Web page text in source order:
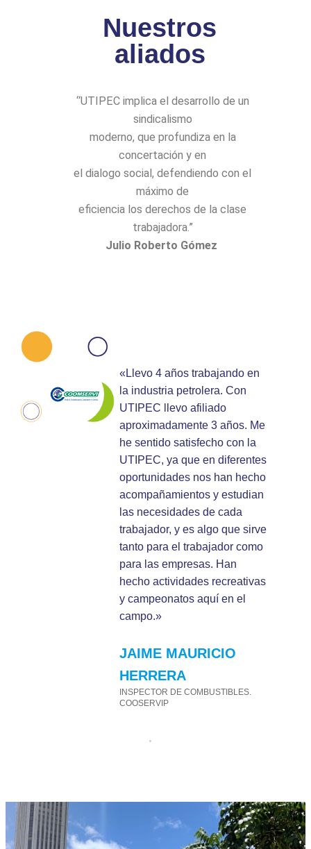
Nuestros
aliados
“UTIPEC implica el desarrollo de un
sindicalismo
moderno, que profundiza en la
concertación y en
el dialogo social, defendiendo con el
máximo de
eficiencia los derechos de la clase
trabajadora.”
Julio Roberto Gómez
«Llevo 4 años trabajando en
la industria petrolera. Con
UTIPEC llevo afiliado
aproximadamente 3 años. Me
he sentido satisfecho con la
UTIPEC, ya que en diferentes
oportunidades nos han hecho
acompañamientos y estudian
las necesidades de cada
trabajador, y es algo que sirve
tanto para el trabajador como
para las empresas. Han
hecho actividades recreativas
y campeonatos aquí en el
campo.»
JAIME MAURICIO
HERRERA
INSPECTOR DE COMBUSTIBLES.
COOSERVIP